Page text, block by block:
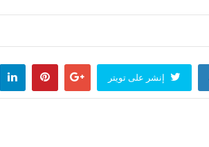
مصر منذ 3 ساعات
إنشر على تويتر